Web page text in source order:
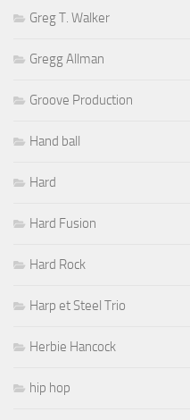
Greg T. Walker
Gregg Allman
Groove Production
Hand ball
Hard
Hard Fusion
Hard Rock
Harp et Steel Trio
Herbie Hancock
hip hop